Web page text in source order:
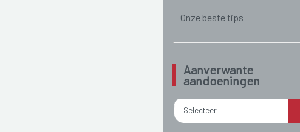
Onze beste tips
Aanverwante
aandoeningen
Selecteer